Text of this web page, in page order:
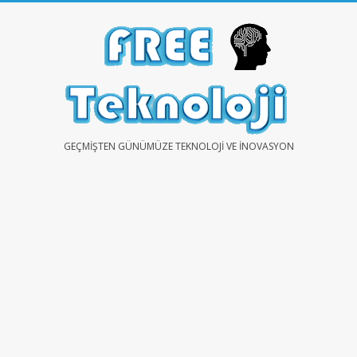
FREEGEÇMIŞTEN GÜNÜMÜZE TEKNOLOJI VE İNOVASYON